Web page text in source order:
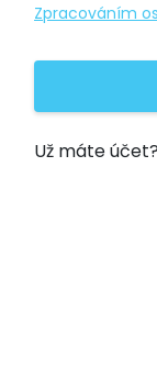
Zpracováním
Už máte